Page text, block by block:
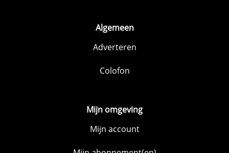
Algemeen
Adverteren
Colofon
Mijn omgeving
Mijn account